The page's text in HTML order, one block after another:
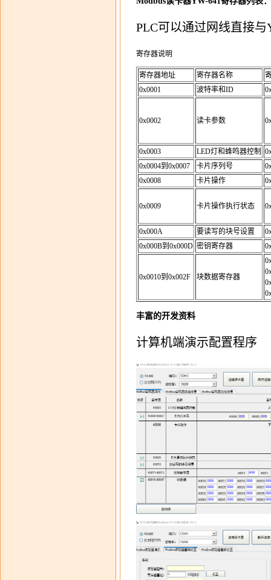
PLC可以通过网线直接
寄存器说明
寄存器地址 寄存器名称
0x0001
波特率和ID
0x0002 读卡参数
0x0003 LED灯和蜂鸣器控制
0x0004到0x0007
卡片序列号
0x0008
卡片操作
0x0009 卡片操作执行状态
0x000A 要读写的块号设置
0x000B到0x000D 密钥寄存器
0x0010到0x002F 块数据寄存器
丰富的开发资料
计算机端演示配置程序